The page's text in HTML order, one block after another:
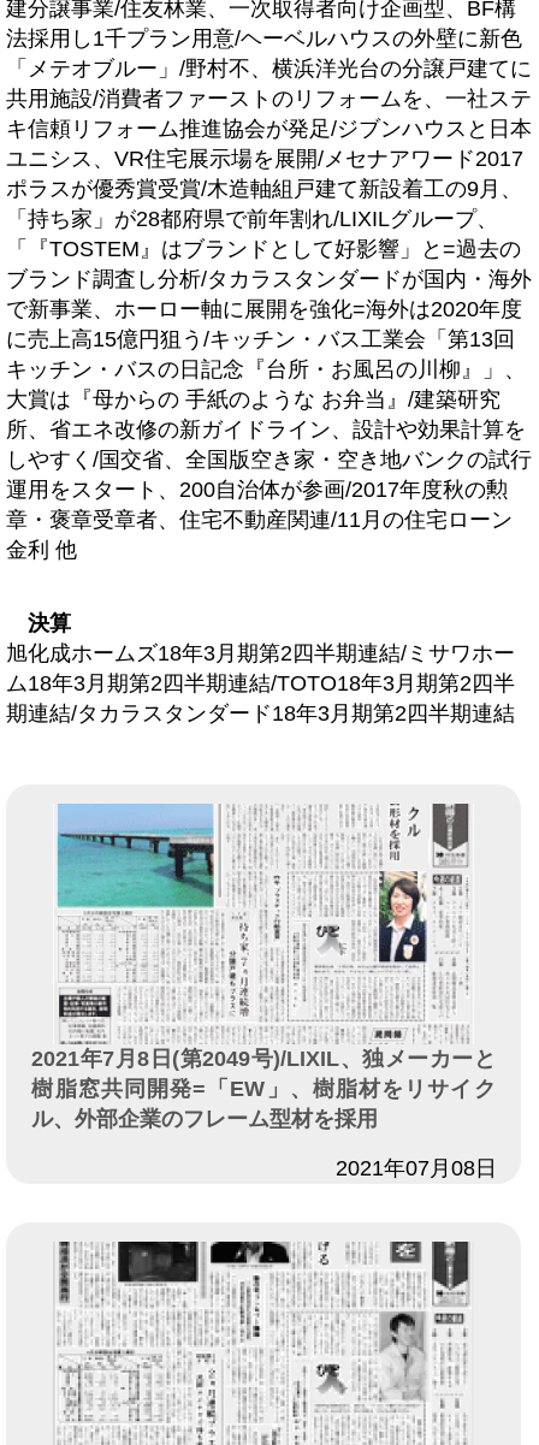
建分譲事業/住友林業、一次取得者向け企画型、BF構
法採用し1千プラン用意/ヘーベルハウスの外壁に新色
「メテオブルー」/野村不、横浜洋光台の分譲戸建てに
共用施設/消費者ファーストのリフォームを、一社ステ
キ信頼リフォーム推進協会が発足/ジブンハウスと日本
ユニシス、VR住宅展示場を展開/メセナアワード2017
ポラスが優秀賞受賞/木造軸組戸建て新設着工の9月、
「持ち家」が28都府県で前年割れ/LIXILグループ、
「『TOSTEM』はブランドとして好影響」と=過去の
ブランド調査し分析/タカラスタンダードが国内・海外
で新事業、ホーロー軸に展開を強化=海外は2020年度
に売上高15億円狙う/キッチン・バス工業会「第13回
キッチン・バスの日記念『台所・お風呂の川柳』」、
大賞は『母からの 手紙のような お弁当』/建築研究
所、省エネ改修の新ガイドライン、設計や効果計算を
しやすく/国交省、全国版空き家・空き地バンクの試行
運用をスタート、200自治体が参画/2017年度秋の勲
章・褒章受章者、住宅不動産関連/11月の住宅ローン
金利 他
決算
旭化成ホームズ18年3月期第2四半期連結/ミサワホー
ム18年3月期第2四半期連結/TOTO18年3月期第2四半
期連結/タカラスタンダード18年3月期第2四半期連結
2021年7月8日(第2049号)/LIXIL、独メーカーと
樹脂窓共同開発=「EW」、樹脂材をリサイク
ル、外部企業のフレーム型材を採用
2021年07月08日